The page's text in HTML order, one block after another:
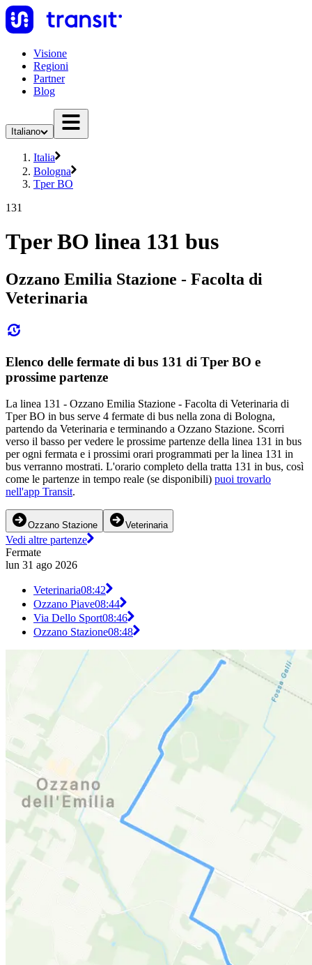
Visione
Regioni
Partner
Blog
Italiano
Italia
Bologna
Tper BO
131
Tper BO linea 131 bus
Ozzano Emilia Stazione - Facolta di
Veterinaria
Elenco delle fermate di bus 131 di Tper BO e
prossime partenze
La linea 131 - Ozzano Emilia Stazione - Facolta di Veterinaria di
Tper BO in bus serve 4 fermate di bus nella zona di Bologna,
partendo da Veterinaria e terminando a Ozzano Stazione. Scorri
verso il basso per vedere le prossime partenze della linea 131 in bus
per ogni fermata e i prossimi orari programmati per la linea 131 in
bus verranno mostrati. L'orario completo della tratta 131 in bus, così
come le partenze in tempo reale (se disponibili) puoi trovarlo
nell'app Transit.
Ozzano Stazione Veterinaria
Vedi altre partenze
Fermate
lun 31 ago 2026
Veterinaria08:42
Ozzano Piave08:44
Via Dello Sport08:46
Ozzano Stazione08:48